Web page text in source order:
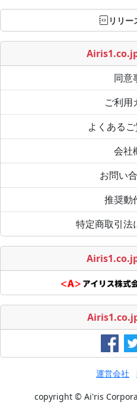
リリー
同意
ご利用
よくある
会社
お問い
推奨動
特定商取引法
運営会社
copyright © Ai'ris